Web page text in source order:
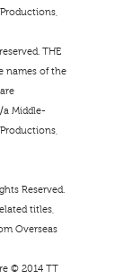
THE
names of the
a Middle-
Reserved.
titles,
Overseas
© 2014 TT